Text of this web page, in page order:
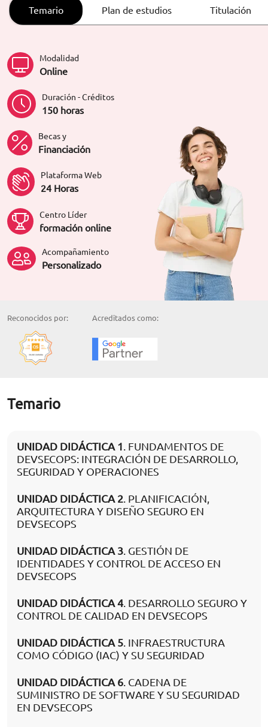
ORIENTACIÓN LABORAL
Temario Plan de estudios Titulación
Modalidad
Online
Duración - Créditos
150 horas
Becas y
Financiación
Plataforma Web
24 Horas
Centro Líder
formación online
Acompañamiento
Personalizado
Reconocidos por: Acreditados como:
Temario
UNIDAD DIDÁCTICA 1. FUNDAMENTOS DE
DEVSECOPS: INTEGRACIÓN DE DESARROLLO,
SEGURIDAD Y OPERACIONES
UNIDAD DIDÁCTICA 2. PLANIFICACIÓN,
ARQUITECTURA Y DISEÑO SEGURO EN
DEVSECOPS
UNIDAD DIDÁCTICA 3. GESTIÓN DE
IDENTIDADES Y CONTROL DE ACCESO EN
DEVSECOPS
UNIDAD DIDÁCTICA 4. DESARROLLO SEGURO Y
CONTROL DE CALIDAD EN DEVSECOPS
UNIDAD DIDÁCTICA 5. INFRAESTRUCTURA
COMO CÓDIGO (IAC) Y SU SEGURIDAD
UNIDAD DIDÁCTICA 6. CADENA DE
SUMINISTRO DE SOFTWARE Y SU SEGURIDAD
EN DEVSECOPS